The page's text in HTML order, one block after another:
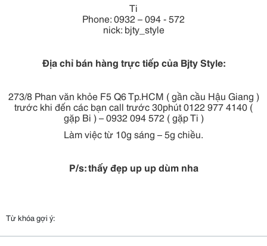
Ti
Phone: 0932 – 094 - 572
nick: bjty_style
Địa chỉ bán hàng trực tiếp của Bjty Style:
273/8 Phan văn khỏe F5 Q6 Tp.HCM ( gần cầu Hậu Giang )
trước khi đến các bạn call trước 30phút 0122 977 4140 (
gặp Bi ) – 0932 094 572 ( gặp Ti )
Làm việc từ 10g sáng – 5g chiều.
P/s: thấy đẹp up up dùm nha
Từ khóa gợi ý: